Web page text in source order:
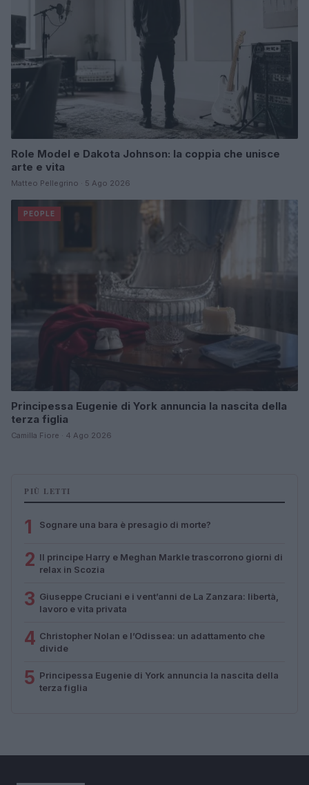
Role Model e Dakota Johnson: la coppia che unisce
arte e vita
Matteo Pellegrino · 5 Ago 2026
PEOPLE
Principessa Eugenie di York annuncia la nascita della
terza figlia
Camilla Fiore · 4 Ago 2026
PIÙ LETTI
1 Sognare una bara è presagio di morte?
2 Il principe Harry e Meghan Markle trascorrono giorni di
relax in Scozia
3 Giuseppe Cruciani e i vent’anni de La Zanzara: libertà,
lavoro e vita privata
4 Christopher Nolan e l’Odissea: un adattamento che
divide
5 Principessa Eugenie di York annuncia la nascita della
terza figlia